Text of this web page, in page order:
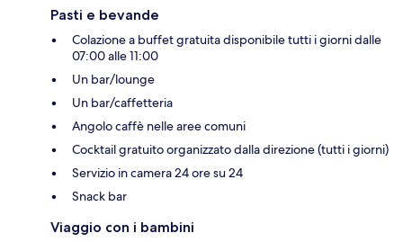
Pasti e bevande
Colazione a buffet gratuita disponibile tutti i giorni dalle
07:00 alle 11:00
Un bar/lounge
Un bar/caffetteria
Angolo caffè nelle aree comuni
Cocktail gratuito organizzato dalla direzione (tutti i giorni)
Servizio in camera 24 ore su 24
Snack bar
Viaggio con i bambini